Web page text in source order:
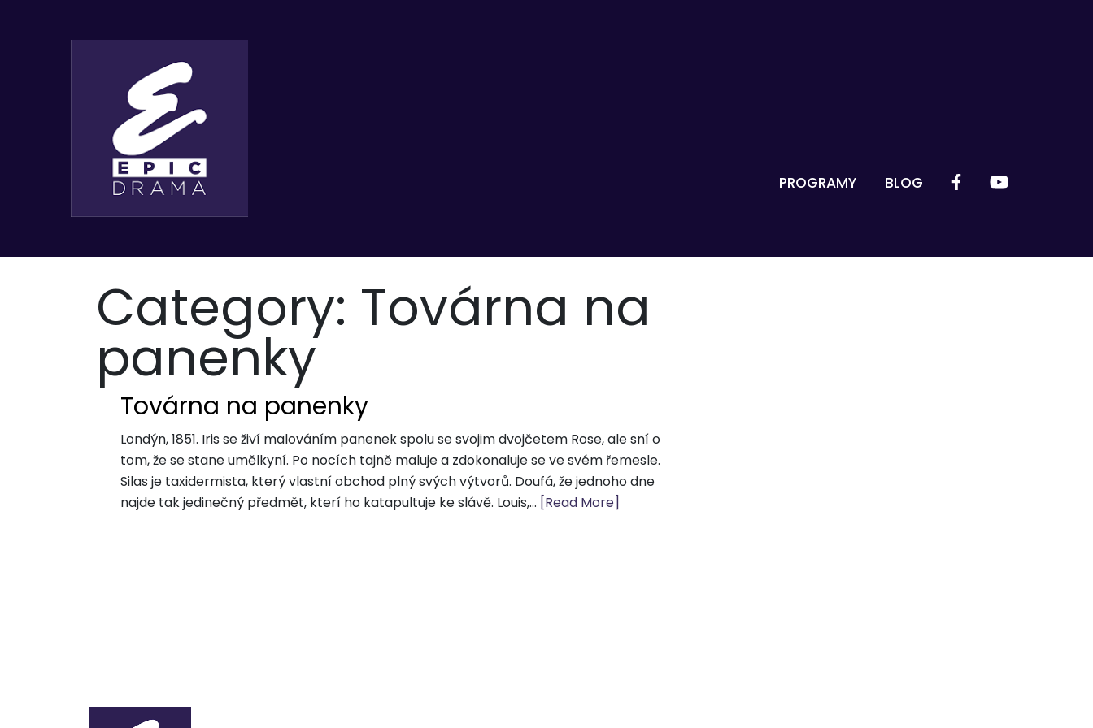
PROGRAMY BLOG
Category: Továrna na
panenky
Továrna na panenky
Londýn, 1851. Iris se živí malováním panenek spolu se svojim dvojčetem Rose, ale sní o
tom, že se stane umělkyní. Po nocích tajně maluje a zdokonaluje se ve svém řemesle.
Silas je taxidermista, který vlastní obchod plný svých výtvorů. Doufá, že jednoho dne
najde tak jedinečný předmět, kterí ho katapultuje ke slávě. Louis,... [Read More]